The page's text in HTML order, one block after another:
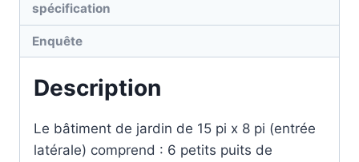
spécification
Enquête
Description
Le bâtiment de jardin de 15 pi x 8 pi (entrée
latérale) comprend : 6 petits puits de